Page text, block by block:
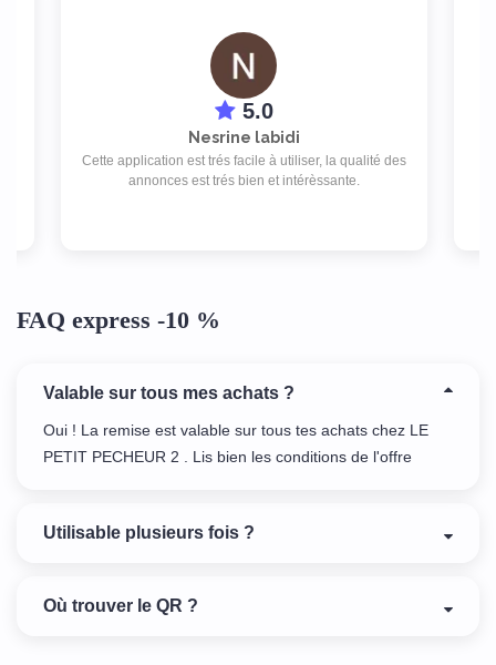
5.0
Nesrine labidi
Cette application est trés facile à utiliser, la qualité des
annonces est trés bien et intérèssante.
FAQ express -10 %
Valable sur tous mes achats ?
Oui ! La remise est valable sur tous tes achats chez LE
PETIT PECHEUR 2 . Lis bien les conditions de l'offre
Utilisable plusieurs fois ?
Où trouver le QR ?